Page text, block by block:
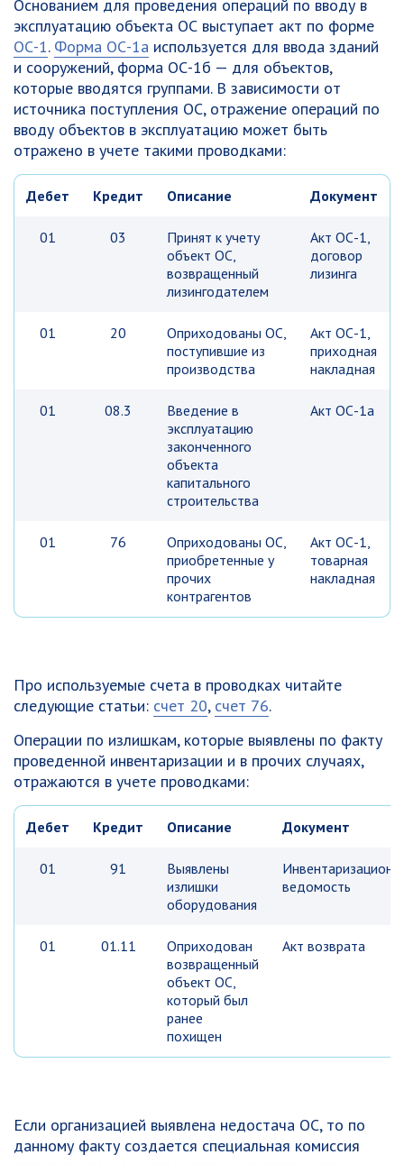
Основанием для проведения операций по вводу в
эксплуатацию объекта ОС выступает акт по форме
ОС-1. Форма ОС-1а используется для ввода зданий
и сооружений, форма ОС-1б — для объектов,
которые вводятся группами. В зависимости от
источника поступления ОС, отражение операций по
вводу объектов в эксплуатацию может быть
отражено в учете такими проводками:
Дебет Кредит Описание Документ
01 03
Принят к учету
объект ОС,
возвращенный
лизингодателем
Акт ОС-1,
договор
лизинга
01 20
Оприходованы ОС,
поступившие из
производства
Акт ОС-1,
приходная
накладная
01 08.3
Введение в
эксплуатацию
законченного
объекта
капитального
строительства
Акт ОС-1а
01 76
Оприходованы ОС,
приобретенные у
прочих
контрагентов
Акт ОС-1,
товарная
накладная
Про используемые счета в проводках читайте
следующие статьи: счет 20, счет 76.
Операции по излишкам, которые выявлены по факту
проведенной инвентаризации и в прочих случаях,
отражаются в учете проводками:
Дебет Кредит Описание Документ
01 91
Выявлены
излишки
оборудования
ведомость
01 01.11
Оприходован
возвращенный
объект ОС,
который был
ранее
похищен
Акт возврата
Если организацией выявлена недостача ОС, то по
данному факту создается специальная комиссия